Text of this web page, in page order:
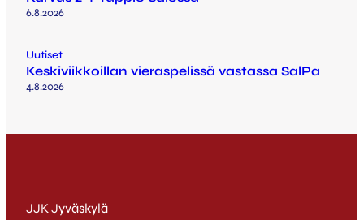
6.8.2026
Uutiset
Keskiviikkoillan vieraspelissä vastassa SalPa
4.8.2026
JJK Jyväskylä